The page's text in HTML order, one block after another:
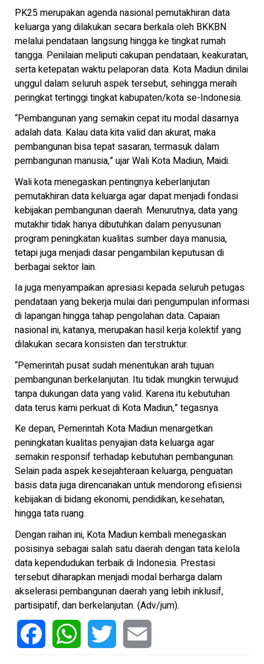
PK25 merupakan agenda nasional pemutakhiran data
keluarga yang dilakukan secara berkala oleh BKKBN
melalui pendataan langsung hingga ke tingkat rumah
tangga. Penilaian meliputi cakupan pendataan, keakuratan,
serta ketepatan waktu pelaporan data. Kota Madiun dinilai
unggul dalam seluruh aspek tersebut, sehingga meraih
peringkat tertinggi tingkat kabupaten/kota se-Indonesia.
“Pembangunan yang semakin cepat itu modal dasarnya
adalah data. Kalau data kita valid dan akurat, maka
pembangunan bisa tepat sasaran, termasuk dalam
pembangunan manusia,” ujar Wali Kota Madiun, Maidi.
Wali kota menegaskan pentingnya keberlanjutan
pemutakhiran data keluarga agar dapat menjadi fondasi
kebijakan pembangunan daerah. Menurutnya, data yang
mutakhir tidak hanya dibutuhkan dalam penyusunan
program peningkatan kualitas sumber daya manusia,
tetapi juga menjadi dasar pengambilan keputusan di
berbagai sektor lain.
Ia juga menyampaikan apresiasi kepada seluruh petugas
pendataan yang bekerja mulai dari pengumpulan informasi
di lapangan hingga tahap pengolahan data. Capaian
nasional ini, katanya, merupakan hasil kerja kolektif yang
dilakukan secara konsisten dan terstruktur.
“Pemerintah pusat sudah menentukan arah tujuan
pembangunan berkelanjutan. Itu tidak mungkin terwujud
tanpa dukungan data yang valid. Karena itu kebutuhan
data terus kami perkuat di Kota Madiun,” tegasnya.
Ke depan, Pemerintah Kota Madiun menargetkan
peningkatan kualitas penyajian data keluarga agar
semakin responsif terhadap kebutuhan pembangunan.
Selain pada aspek kesejahteraan keluarga, penguatan
basis data juga direncanakan untuk mendorong efisiensi
kebijakan di bidang ekonomi, pendidikan, kesehatan,
hingga tata ruang.
Dengan raihan ini, Kota Madiun kembali menegaskan
posisinya sebagai salah satu daerah dengan tata kelola
data kependudukan terbaik di Indonesia. Prestasi
tersebut diharapkan menjadi modal berharga dalam
akselerasi pembangunan daerah yang lebih inklusif,
partisipatif, dan berkelanjutan. (Adv/jum).